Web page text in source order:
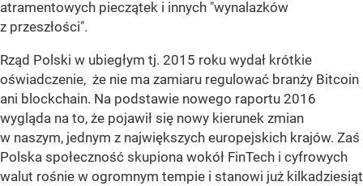
atramentowych pieczątek i innych "wynalazków
z przeszłości".
Rząd Polski w ubiegłym tj. 2015 roku wydał krótkie
oświadczenie, że nie ma zamiaru regulować branży Bitcoin
ani blockchain. Na podstawie nowego raportu 2016
wygląda na to, że pojawił się nowy kierunek zmian
w naszym, jednym z największych europejskich krajów. Zaś
Polska społeczność skupiona wokół FinTech i cyfrowych
walut rośnie w ogromnym tempie i stanowi już kilkadziesiąt